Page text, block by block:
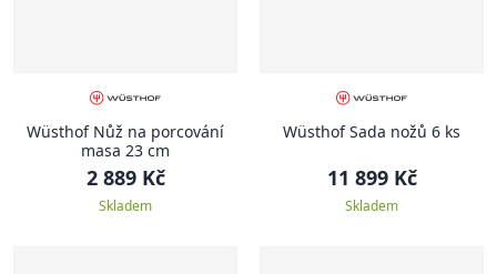
Wüsthof Nůž na porcování
masa 23 cm
2 889 Kč
Skladem
Wüsthof Sada nožů 6 ks
11 899 Kč
Skladem